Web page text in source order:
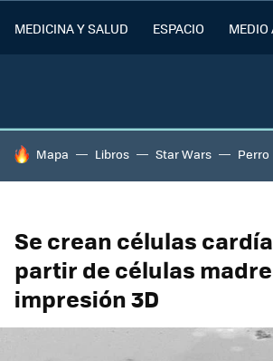
MEDICINA Y SALUD ESPACIO MEDIO
HOY SE HABLA DE
Mapa Libros Star Wars Perro
Se crean células
partir de células
impresión 3D